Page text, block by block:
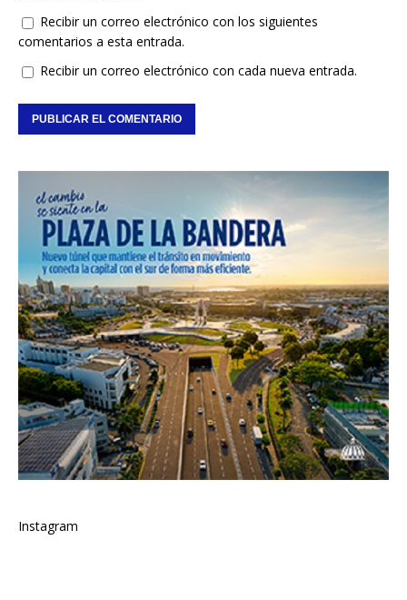
Recibir un correo electrónico con los siguientes
comentarios a esta entrada.
Recibir un correo electrónico con cada nueva entrada.
Instagram